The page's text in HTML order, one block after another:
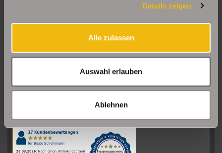
Details zeigen
Alle zulassen
Auswahl erlauben
Ablehnen
08/2026
|110Schelkmann
ImmobilienBewertungen
auf
werkenntdenBESTEN.de